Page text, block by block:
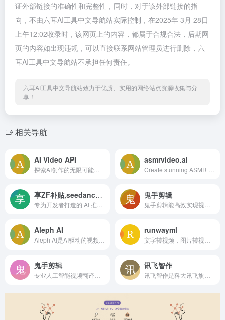
证外部链接的准确性和完整性，同时，对于该外部链接的指
向，不由六耳AI工具中文导航站实际控制，在2025年 3月 28日
上午12:02收录时，该网页上的内容，都属于合规合法，后期网
页的内容如出现违规，可以直接联系网站管理员进行删除，六
耳AI工具中文导航站不承担任何责任。
六耳AI工具中文导航站致力于优质、实用的网络站点资源收集与分
享！
相关导航
AI Video API asmrvideo.ai
享ZF补贴,seedance2.0大模型，97折 鬼手剪辑
Aleph AI runwayml
鬼手剪辑 讯飞智作